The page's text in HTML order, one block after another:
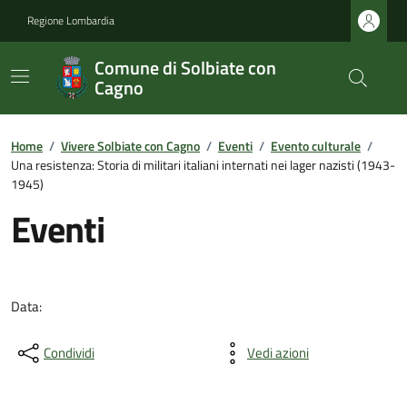
Regione Lombardia
Comune di Solbiate con
Cagno
Home / Vivere Solbiate con Cagno / Eventi / Evento culturale /
Una resistenza: Storia di militari italiani internati nei lager nazisti (1943-
1945)
Eventi
Data:
Condividi Vedi azioni